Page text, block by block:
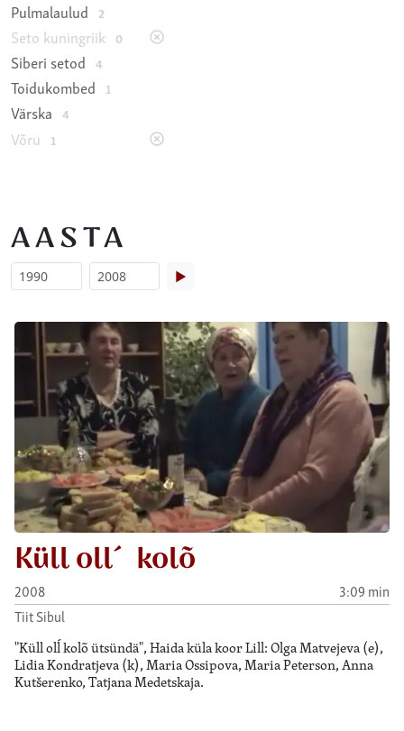
Pulmalaulud 2
Seto kuningriik 0
Siberi setod 4
Toidukombed 1
Värska 4
Võru 1
AASTA
▶
Küll oll´ kolõ
2008
3:09 min
Tiit Sibul
"Küll olĺ kolõ ütsündä", Haida küla koor Lill: Olga Matvejeva (e),
Lidia Kondratjeva (k), Maria Ossipova, Maria Peterson, Anna
Kutšerenko, Tatjana Medetskaja.